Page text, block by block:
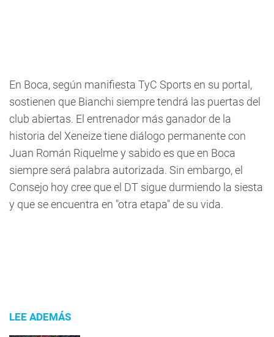
En Boca, según manifiesta TyC Sports en su portal,
sostienen que Bianchi siempre tendrá las puertas del
club abiertas. El entrenador más ganador de la
historia del Xeneize tiene diálogo permanente con
Juan Román Riquelme y sabido es que en Boca
siempre será palabra autorizada. Sin embargo, el
Consejo hoy cree que el DT sigue durmiendo la siesta
y que se encuentra en "otra etapa" de su vida.
LEE ADEMÁS